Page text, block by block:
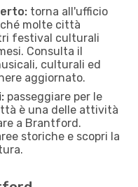
torna all'ufficio
molte città
festival culturali
Consulta il
culturali ed
aggiornato.
passeggiare per le
è una delle attività
a Brantford.
storiche e scopri la